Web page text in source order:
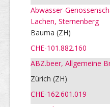
Abwasser-
Lachen, Sternenberg
Bauma (ZH)
CHE-101.882.160
ABZ.beer, Allgemeine
Zürich (ZH)
CHE-162.601.019